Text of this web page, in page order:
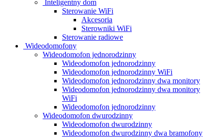
Inteligentny dom
Sterowanie WiFi
Akcesoria
Sterowniki WiFi
Sterowanie radiowe
Wideodomofony
Wideodomofon jednorodzinny
Wideodomofon jednorodzinny
Wideodomofon jednorodzinny WiFi
Wideodomofon jednorodzinny dwa monitory
Wideodomofon jednorodzinny dwa monitory
WiFi
Wideodomofon jednorodzinny
Wideodomofon dwurodzinny
Wideodomofon dwurodzinny
Wideodomofon dwurodzinny dwa bramofony